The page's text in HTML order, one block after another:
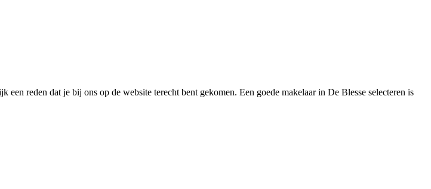
reden dat je bij ons op de website terecht bent gekomen. Een goede makelaar in De Blesse selecteren is